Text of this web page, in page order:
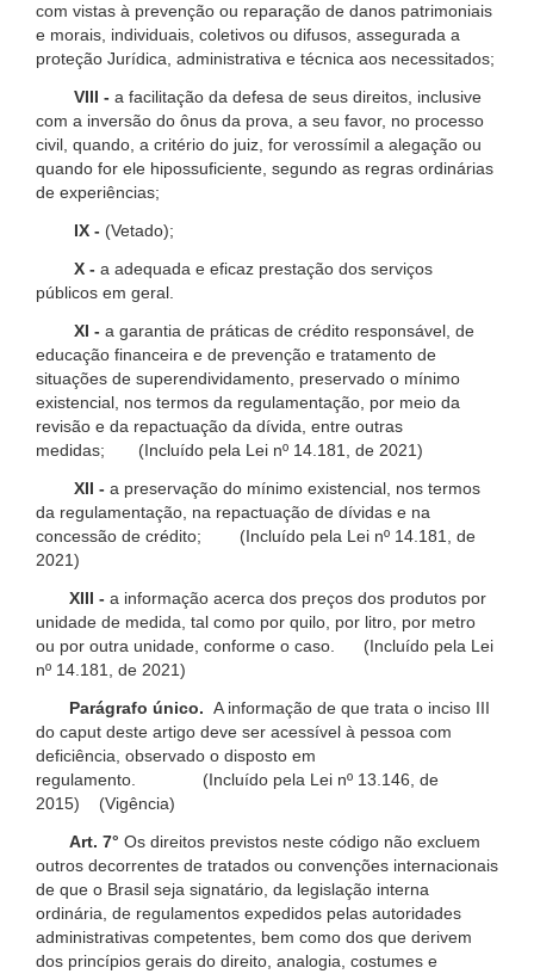
com vistas à prevenção ou reparação de danos patrimoniais
e morais, individuais, coletivos ou difusos, assegurada a
proteção Jurídica, administrativa e técnica aos necessitados;
VIII - a facilitação da defesa de seus direitos, inclusive
com a inversão do ônus da prova, a seu favor, no processo
civil, quando, a critério do juiz, for verossímil a alegação ou
quando for ele hipossuficiente, segundo as regras ordinárias
de experiências;
IX - (Vetado);
X - a adequada e eficaz prestação dos serviços
públicos em geral.
XI - a garantia de práticas de crédito responsável, de
educação financeira e de prevenção e tratamento de
situações de superendividamento, preservado o mínimo
existencial, nos termos da regulamentação, por meio da
revisão e da repactuação da dívida, entre outras
medidas; (Incluído pela Lei nº 14.181, de 2021)
XII - a preservação do mínimo existencial, nos termos
da regulamentação, na repactuação de dívidas e na
concessão de crédito; (Incluído pela Lei nº 14.181, de
2021)
XIII - a informação acerca dos preços dos produtos por
unidade de medida, tal como por quilo, por litro, por metro
ou por outra unidade, conforme o caso. (Incluído pela Lei
nº 14.181, de 2021)
Parágrafo único. A informação de que trata o inciso III
do caput deste artigo deve ser acessível à pessoa com
deficiência, observado o disposto em
regulamento. (Incluído pela Lei nº 13.146, de
2015) (Vigência)
Art. 7° Os direitos previstos neste código não excluem
outros decorrentes de tratados ou convenções internacionais
de que o Brasil seja signatário, da legislação interna
ordinária, de regulamentos expedidos pelas autoridades
administrativas competentes, bem como dos que derivem
dos princípios gerais do direito, analogia, costumes e